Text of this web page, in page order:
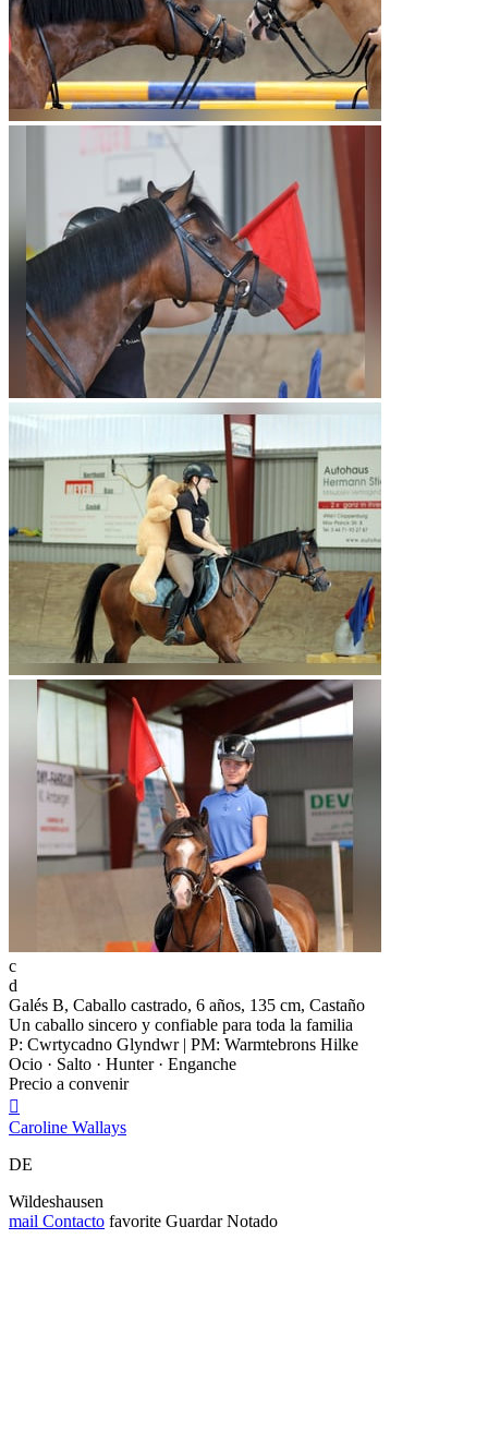
c
d
Galés B, Caballo castrado, 6 años, 135 cm, Castaño
Un caballo sincero y confiable para toda la familia
P: Cwrtycadno Glyndwr | PM: Warmtebrons Hilke
Ocio · Salto · Hunter · Enganche
Precio a convenir

Caroline Wallays
DE
Wildeshausen
mail Contacto favorite Guardar Notado